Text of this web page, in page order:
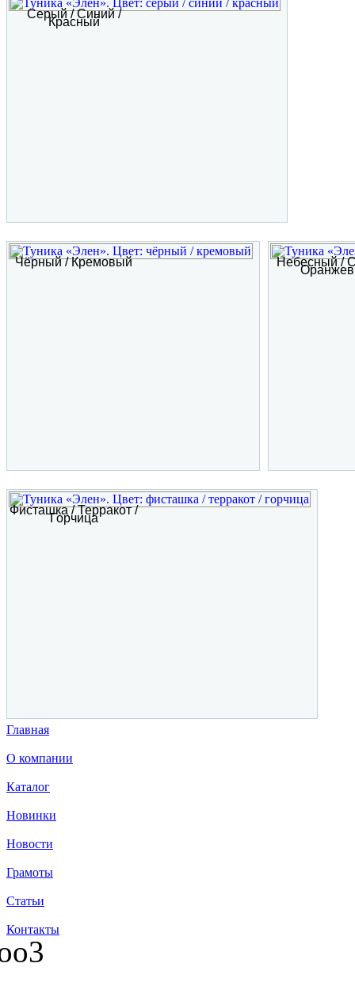
Серый / Синий /
Красный
Чёрный / Кремовый Небесный /
Фисташка / Терракот /
Горчица
Главная
О компании
Каталог
Новинки
Новости
Грамоты
Статьи
Контакты